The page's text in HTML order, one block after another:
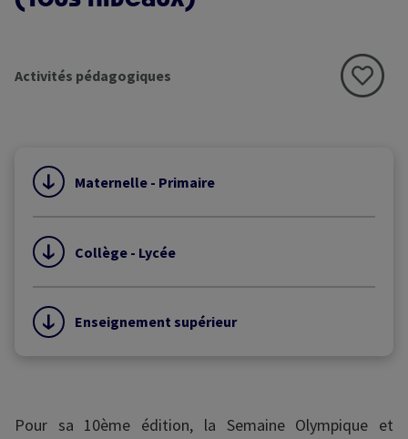
Activités pédagogiques
Maternelle - Primaire
Collège - Lycée
Enseignement supérieur
Pour sa 10ème édition, la Semaine Olympique et